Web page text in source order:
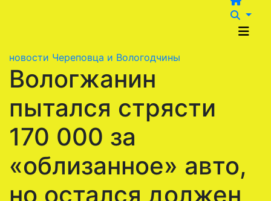
новости Череповца и Вологодчины
Вологжанин
пытался стрясти
170 000 за
«облизанное» авто,
но остался должен